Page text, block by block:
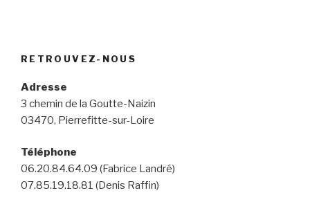
RETROUVEZ-NOUS
Adresse
3 chemin de la Goutte-Naizin
03470, Pierrefitte-sur-Loire
Téléphone
06.20.84.64.09 (Fabrice Landré)
07.85.19.18.81 (Denis Raffin)